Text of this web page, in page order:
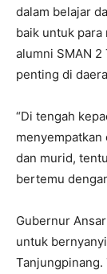
dalam belajar
baik untuk para
alumni SMAN
penting di
“Di tengah
dan murid,
bertemu
Gubernur
untuk
Tanjungpinang.